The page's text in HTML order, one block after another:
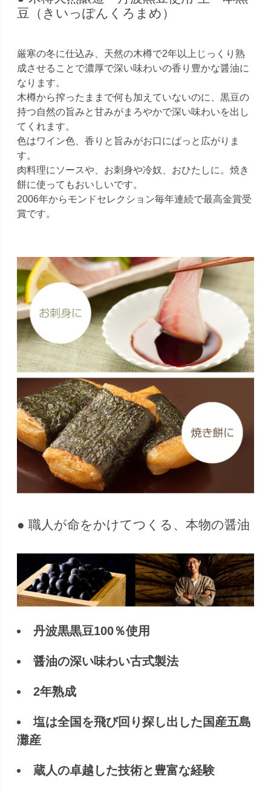
豆（きいっぽんくろまめ）
厳寒の冬に仕込み、天然の木樽で2年以上じっくり熟
成させることで濃厚で深い味わいの香り豊かな醤油に
なります。
木樽から搾ったままで何も加えていないのに、黒豆の
持つ自然の旨みと甘みがまろやかで深い味わいを出し
てくれます。
色はワイン色、香りと旨みがお口にぱっと広がりま
す。
肉料理にソースや、お刺身や冷奴、おひたしに。焼き
餅に使ってもおいしいです。
2006年からモンドセレクション毎年連続で最高金賞受
賞です。
● 職人が命をかけてつくる、本物の醤油
丹波黒黒豆100％使用
醤油の深い味わい古式製法
2年熟成
塩は全国を飛び回り探し出した国産五島
灘産
蔵人の卓越した技術と豊富な経験